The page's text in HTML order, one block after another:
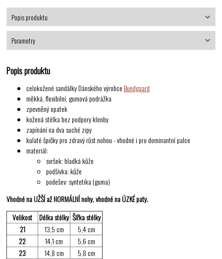
Popis produktu
Parametry
Popis produktu
celokožené sandálky Dánského výrobceBundgaard
měkká, flexibilní, gumová podrážka
zpevněný opatek
kožená stélka bez podpory klenby
zapínání na dva suché zipy
kulaté špičky pro zdravý růst nohou - vhodné i pro dominantní palce
materiál:
svršek: hladká kůže
podšívka: kůže
podešev: syntetika (guma)
Vhodné na UŽŠÍ až NORMÁLNÍ nohy, vhodné na ÚZKÉ paty.
Velikost
Délka stélky Šířka stélky
21
13,5 cm
5,4 cm
22
14,1 cm
5,6 cm
23
14,8 cm
5,8 cm